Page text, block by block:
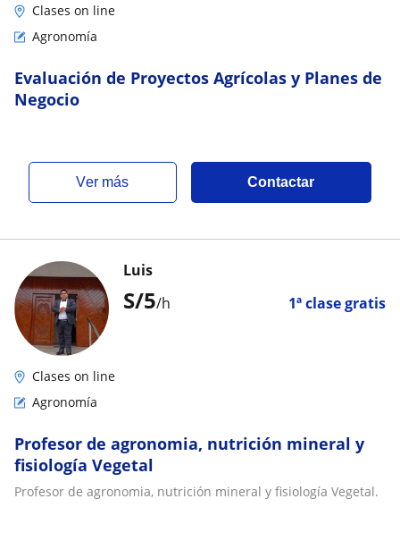
Clases on line
Agronomía
Evaluación de Proyectos Agrícolas y Planes de
Negocio
ver más Contactar
S/5/h 1ª clase gratis
Luis
Clases on line
Agronomía
Profesor de agronomia, nutrición mineral y
fisiología Vegetal
Profesor de agronomia, nutrición mineral y fisiología Vegetal.